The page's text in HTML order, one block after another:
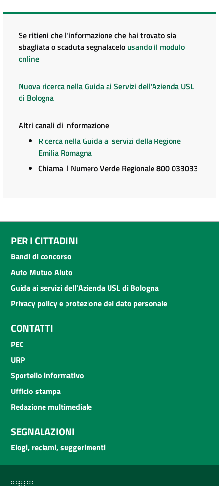
Se ritieni che l'informazione che hai trovato sia
sbagliata o scaduta segnalacelo usando il modulo
online
Nuova ricerca nella Guida ai Servizi dell'Azienda USL
di Bologna
Altri canali di informazione
Ricerca nella Guida ai servizi della Regione
Emilia Romagna
Chiama il Numero Verde Regionale 800 033033
PER I CITTADINI
Bandi di concorso
Auto Mutuo Aiuto
Guida ai servizi dell'Azienda USL di Bologna
Privacy policy e protezione del dato personale
CONTATTI
PEC
URP
Sportello informativo
Ufficio stampa
Redazione multimediale
SEGNALAZIONI
Elogi, reclami, suggerimenti